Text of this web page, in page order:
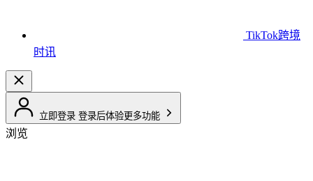
TikTok跨境
时讯
立即登录 登录后体验更多功能
浏览